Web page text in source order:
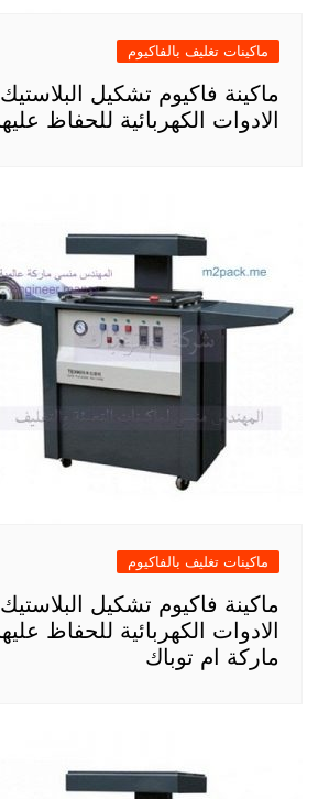
ماكينات تغليف بالفاكيوم
ماكينة فاكيوم تشكيل
الادوات الكهربائية للحفاظ
ماكينات تغليف بالفاكيوم
ماكينة فاكيوم تشكيل
الادوات الكهربائية للحفاظ
ماركة ام توباك